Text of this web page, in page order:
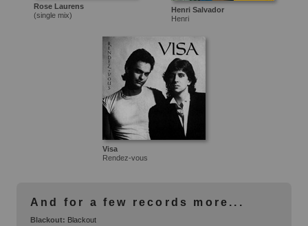
Rose Laurens
(single mix)
Henri Salvador
Henri
Visa
Rendez-vous
And for a few records more...
Blackout: Blackout